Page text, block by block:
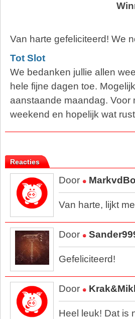
Van harte gefeliciteerd! We
Tot Slot
We bedanken jullie allen
hele fijne dagen toe.
aanstaande maandag. Voor
weekend en hopelijk wat
Reacties
Door
Van harte, lijkt
Door
Gefeliciteerd!
Door
Heel leuk! Dat is